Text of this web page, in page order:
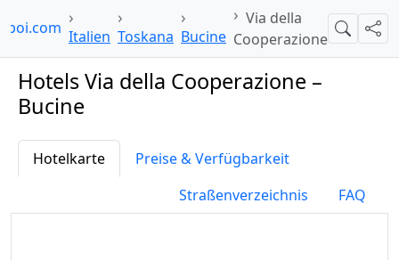
Italien Toskana Bucine
Via della
Cooperazione
Suche
Hotels Via della Cooperazione –
Bucine
Hotelkarte
Preise & Verfügbarkeit
Straßenverzeichnis
FAQ